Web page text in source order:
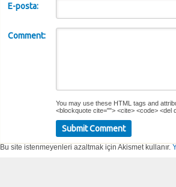
E-posta:
Comment:
You may use these HTML tags and
<blockquote cite=""> <cite> <code> <del
Bu site istenmeyenleri azaltmak için Akismet kullanır.